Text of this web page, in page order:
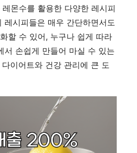
몬수를 활용한 다양한 레시피
레시피들은 매우 간단하면서도
할 수 있어, 누구나 쉽게 따라
서 손쉽게 만들어 마실 수 있는
이어트와 건강 관리에 큰 도